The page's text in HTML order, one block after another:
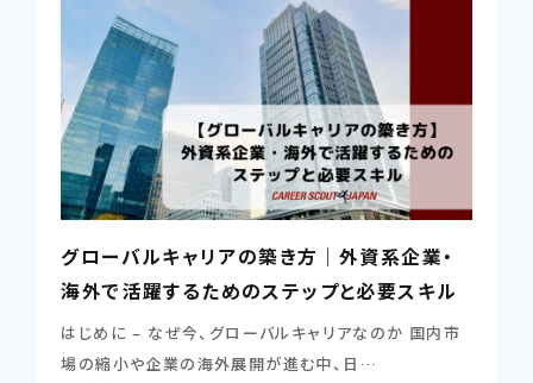
グローバルキャリアの築き方｜外資系企業・
海外で活躍するためのステップと必要スキル
はじめに – なぜ今、グローバルキャリアなのか 国内市
場の縮小や企業の海外展開が進む中、日…